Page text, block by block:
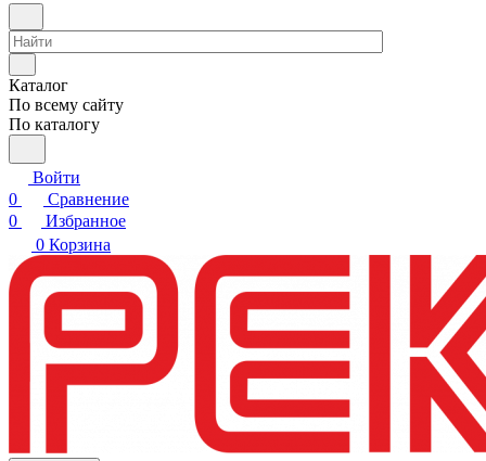
Каталог
По всему сайту
По каталогу
Войти
0
Сравнение
0
Избранное
0 Корзина